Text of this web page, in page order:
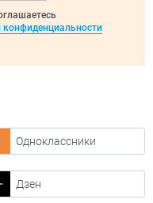
конфиденциальности
Одноклассники
Дзен